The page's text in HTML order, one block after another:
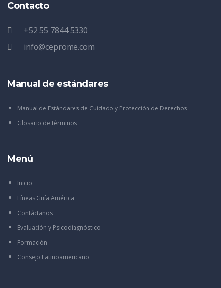
Contacto
+52 55 7844 5330
info@ceprome.com
Manual de estándares
Manual de Estándares de Cuidado y Protección de Derechos
Glosario de términos
Menú
Inicio
Líneas Guía América
Contáctanos
Evaluación y Psicodiagnóstico
Formación
Consejo Latinoamericano